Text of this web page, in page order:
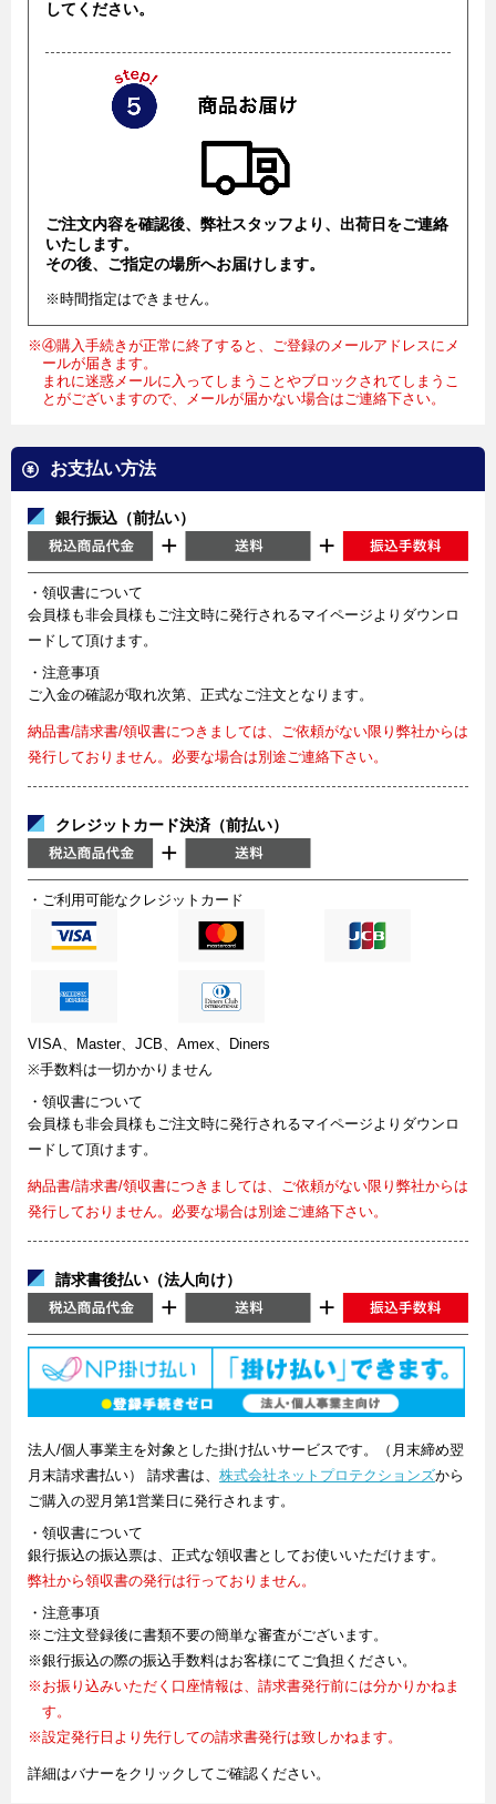
してください。
ご注文内容を確認後、弊社スタッフより、出荷日をご連絡
いたします。
その後、ご指定の場所へお届けします。
※時間指定はできません。
※④購入手続きが正常に終了すると、ご登録のメールアドレスにメ
ールが届きます。
まれに迷惑メールに入ってしまうことやブロックされてしまうこ
とがございますので、メールが届かない場合はご連絡下さい。
お支払い方法
銀行振込（前払い）
・領収書について
会員様も非会員様もご注文時に発行されるマイページよりダウンロ
ードして頂けます。
・注意事項
ご入金の確認が取れ次第、正式なご注文となります。
納品書/請求書/領収書につきましては、ご依頼がない限り弊社からは
発行しておりません。必要な場合は別途ご連絡下さい。
クレジットカード決済（前払い）
・ご利用可能なクレジットカード
VISA、Master、JCB、Amex、Diners
※手数料は一切かかりません
・領収書について
会員様も非会員様もご注文時に発行されるマイページよりダウンロ
ードして頂けます。
納品書/請求書/領収書につきましては、ご依頼がない限り弊社からは
発行しておりません。必要な場合は別途ご連絡下さい。
請求書後払い（法人向け）
法人/個人事業主を対象とした掛け払いサービスです。（月末締め翌
月末請求書払い） 請求書は、 株式会社ネットプロテクションズから
ご購入の翌月第1営業日に発行されます。
・領収書について
銀行振込の振込票は、正式な領収書としてお使いいただけます。
弊社から領収書の発行は行っておりません。
・注意事項
※ご注文登録後に書類不要の簡単な審査がございます。
※銀行振込の際の振込手数料はお客様にてご負担ください。
※お振り込みいただく口座情報は、請求書発行前には分かりかねま
す。
※設定発行日より先行しての請求書発行は致しかねます。
詳細はバナーをクリックしてご確認ください。